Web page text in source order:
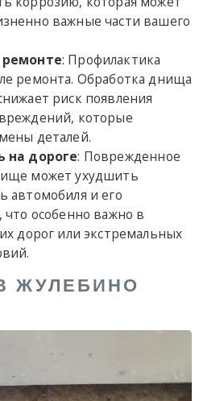
важные части вашего
: Профилактика
ремонта. Обработка днища
риск появления
которые
деталей.
на дороге: Поврежденное
может ухудшить
автомобиля и его
что особенно важно в
дорог или экстремальных
ЖУЛЕБИНО